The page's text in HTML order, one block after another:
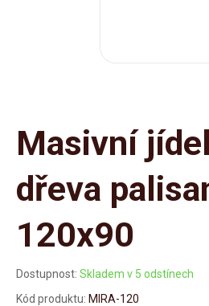
Masivní
dřeva
120x90
Dostupnost: Skladem v 5 odstínech
Kód produktu: MIRA-120